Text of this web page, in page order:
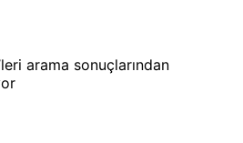
arama sonuçlarından